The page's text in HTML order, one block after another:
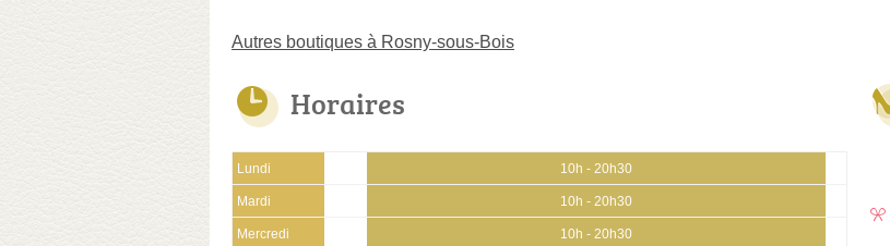
Autres boutiques à Rosny-sous-Bois
Horaires
Lundi 10h - 20h30
Mardi 10h - 20h30
Mercredi 10h - 20h30